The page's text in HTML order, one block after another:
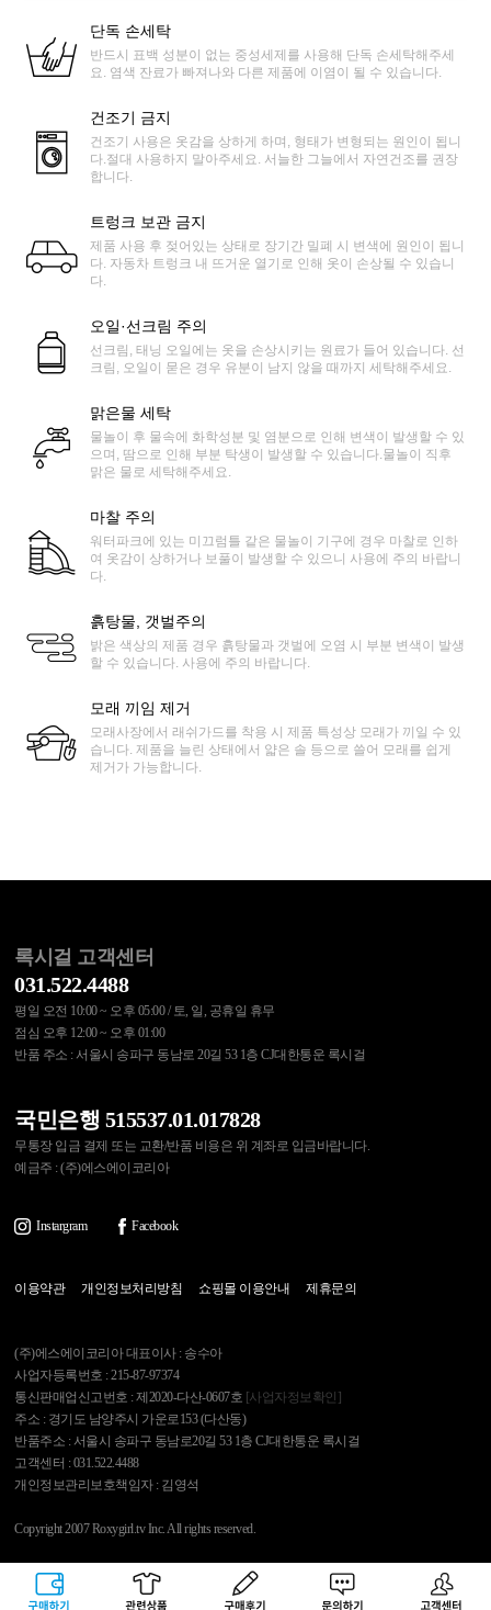
구매하기 관련상품 상품후기 문의하기 고객센터
단독 손세탁
반드시 표백 성분이 없는 중성세제를 사용해 단독 손세탁해주세
요. 염색 잔료가 빠져나와 다른 제품에 이염이 될 수 있습니다.
건조기 금지
건조기 사용은 옷감을 상하게 하며, 형태가 변형되는 원인이 됩니
다.절대 사용하지 말아주세요. 서늘한 그늘에서 자연건조를 권장
합니다.
트렁크 보관 금지
제품 사용 후 젖어있는 상태로 장기간 밀폐 시 변색에 원인이 됩니
다. 자동차 트렁크 내 뜨거운 열기로 인해 옷이 손상될 수 있습니
다.
오일·선크림 주의
선크림, 태닝 오일에는 옷을 손상시키는 원료가 들어 있습니다. 선
크림, 오일이 묻은 경우 유분이 남지 않을 때까지 세탁해주세요.
맑은물 세탁
물놀이 후 물속에 화학성분 및 염분으로 인해 변색이 발생할 수 있
으며, 땀으로 인해 부분 탁생이 발생할 수 있습니다.물놀이 직후
맑은 물로 세탁해주세요.
마찰 주의
워터파크에 있는 미끄럼틀 같은 물놀이 기구에 경우 마찰로 인하
여 옷감이 상하거나 보풀이 발생할 수 있으니 사용에 주의 바랍니
다.
흙탕물, 갯벌주의
밝은 색상의 제품 경우 흙탕물과 갯벌에 오염 시 부분 변색이 발생
할 수 있습니다. 사용에 주의 바랍니다.
모래 끼임 제거
모래사장에서 래쉬가드를 착용 시 제품 특성상 모래가 끼일 수 있
습니다. 제품을 늘린 상태에서 얇은 솔 등으로 쓸어 모래를 쉽게
제거가 가능합니다.
록시걸 고객센터
031.522.4488
평일 오전 10:00 ~ 오후 05:00 / 토, 일, 공휴일 휴무
점심 오후 12:00 ~ 오후 01:00
반품 주소 : 서울시 송파구 동남로 20길 53 1층 CJ대한통운 록시걸
국민은행 515537.01.017828
무통장 입금 결제 또는 교환/반품 비용은 위 계좌로 입금바랍니다.
예금주 : (주)에스에이코리아
Instargram Facebook
이용약관 개인정보처리방침 쇼핑몰 이용안내 제휴문의
(주)에스에이코리아 대표이사 : 송수아
사업자등록번호 : 215-87-97374
통신판매업신고번호 : 제2020-다산-0607호 [사업자정보확인]
주소 : 경기도 남양주시 가운로153 (다산동)
반품주소 : 서울시 송파구 동남로20길 53 1층 CJ대한통운 록시걸
고객센터 : 031.522.4488
개인정보관리보호책임자 : 김영석
Copyright 2007 Roxygirl.tv Inc. All rights reserved.
록시걸 PC Ver